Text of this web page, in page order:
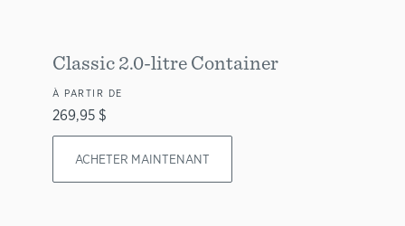
Classic 2.0-litre Container
À PARTIR DE
269,95 $
ACHETER MAINTENANT